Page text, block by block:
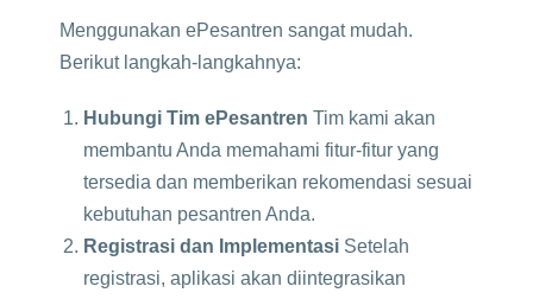
Menggunakan ePesantren sangat mudah.
Berikut langkah-langkahnya:
Hubungi Tim ePesantren Tim kami akan
membantu Anda memahami fitur-fitur yang
tersedia dan memberikan rekomendasi sesuai
kebutuhan pesantren Anda.
Registrasi dan Implementasi Setelah
registrasi, aplikasi akan diintegrasikan